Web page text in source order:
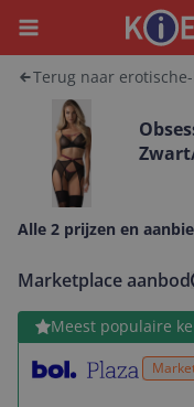
Menu
Terug naar
Alle 2 prijzen en
Marketplace aanbod
Meest populaire
Bekijk product